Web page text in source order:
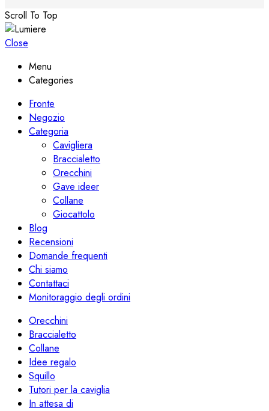
Scroll To Top
Close
Menu
Categories
Fronte
Negozio
Categoria
Cavigliera
Braccialetto
Orecchini
Gave ideer
Collane
Giocattolo
Blog
Recensioni
Domande frequenti
Chi siamo
Contattaci
Monitoraggio degli ordini
Orecchini
Braccialetto
Collane
Idee regalo
Squillo
Tutori per la caviglia
In attesa di